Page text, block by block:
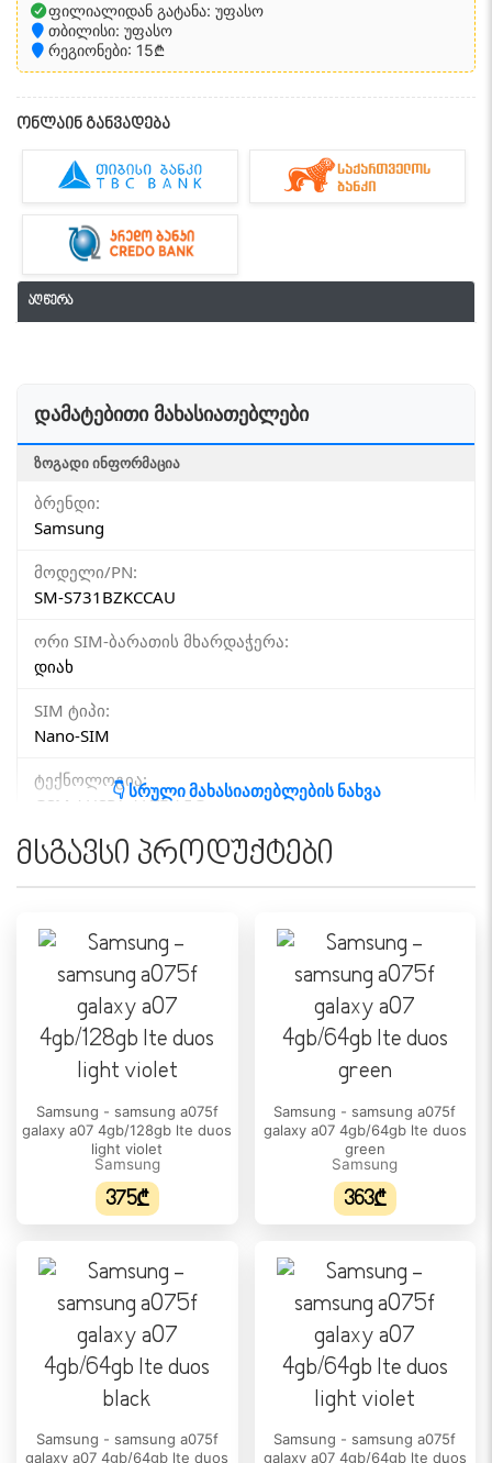
ფილიალიდან გატანა: უფასო
თბილისი: უფასო
რეგიონები: 15₾
ონლაინ განვადება
აღწერა
დამატებითი მახასიათებლები
ᲖᲝᲒᲐᲓᲘ ᲘᲜᲤᲝᲠᲛᲐᲪᲘᲐ
ბრენდი:
Samsung
მოდელი/PN:
SM-S731BZKCCAU
ორი SIM-ბარათის მხარდაჭერა:
დიახ
SIM ტიპი:
Nano-SIM
ტექნოლოგია:
GSM / HSPA / LTE / 5G
ᲥᲡᲔᲚᲘ
4G (LTE):
დიახ
eSIM:
დიახ
დიაგონალი:
გარჩევადობა:
1080 x 2340
პიქსელი თითოეულ ინჩზე:
ეკრანის ტიპი:
AMOLED
განახლების სიხშირე:
120 Hz
👇 სრული მახასიათებლების ნახვა
მსგავსი პროდუქტები
Samsung - samsung a075f
galaxy a07 4gb/128gb lte duos
light violet
Samsung
375₾
Samsung - samsung a075f
galaxy a07 4gb/64gb lte duos
green
Samsung
363₾
Samsung - samsung a075f
galaxy a07 4gb/64gb lte duos
Samsung - samsung a075f
galaxy a07 4gb/64gb lte duos